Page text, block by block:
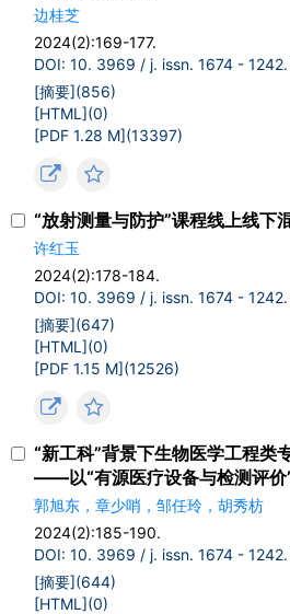
边桂芝
2024(2):169-177.
DOI: 10. 3969 / j. issn. 1674 -
[摘要](856)
[HTML](0)
[PDF 1.28 M](13397)
“放射测量与防护”课程线上线下
许红玉
2024(2):178-184.
DOI: 10. 3969 / j. issn. 1674 -
[摘要](647)
[HTML](0)
[PDF 1.15 M](12526)
“新工科”背景下生物医学工程类
——以“有源医疗设备与检测评价
郭旭东，章少哨，邹任玲，胡秀枋
2024(2):185-190.
DOI: 10. 3969 / j. issn. 1674 -
[摘要](644)
[HTML](0)